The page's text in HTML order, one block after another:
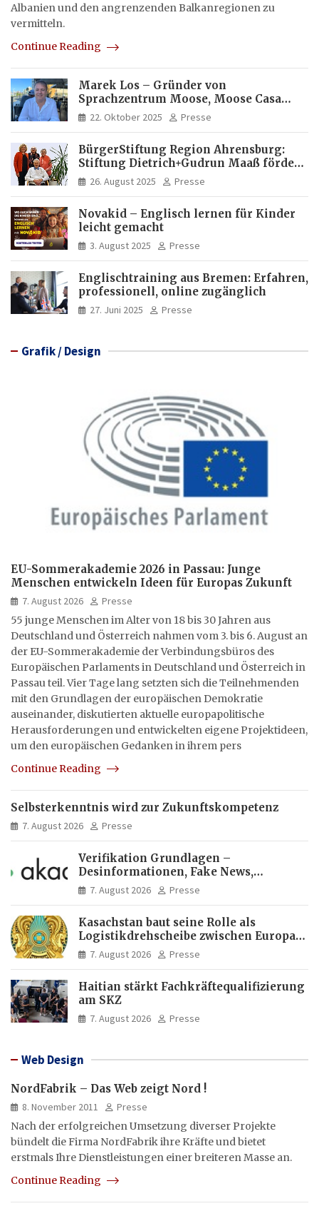
Albanien und den angrenzenden Balkanregionen zu
vermitteln.
Continue Reading
Marek Los – Gründer von
Sprachzentrum Moose, Moose Casa
Italia und Apartamento Brasil |
Internationaler Experte für Bildung
22. Oktober 2025 Presse
BürgerStiftung Region Ahrensburg:
Stiftung Dietrich+Gudrun Maaß fördert
Deutschkenntnisse von Frauen
26. August 2025 Presse
Novakid – Englisch lernen für Kinder
leicht gemacht
3. August 2025 Presse
Englischtraining aus Bremen: Erfahren,
professionell, online zugänglich
27. Juni 2025 Presse
Grafik / Design
EU-Sommerakademie 2026 in Passau: Junge
Menschen entwickeln Ideen für Europas Zukunft
7. August 2026
Presse
55 junge Menschen im Alter von 18 bis 30 Jahren aus
Deutschland und Österreich nahmen vom 3. bis 6. August an
der EU-Sommerakademie der Verbindungsbüros des
Europäischen Parlaments in Deutschland und Österreich in
Passau teil. Vier Tage lang setzten sich die Teilnehmenden
mit den Grundlagen der europäischen Demokratie
auseinander, diskutierten aktuelle europapolitische
Herausforderungen und entwickelten eigene Projektideen,
um den europäischen Gedanken in ihrem pers
Continue Reading
Selbsterkenntnis wird zur Zukunftskompetenz
7. August 2026 Presse
Verifikation Grundlagen –
Desinformationen, Fake News,
manipulierte Inhalte | dpa-Akademie
7. August 2026 Presse
Kasachstan baut seine Rolle als
Logistikdrehscheibe zwischen Europa
und Asien aus
7. August 2026 Presse
Haitian stärkt Fachkräftequalifizierung
am SKZ
7. August 2026 Presse
Web Design
NordFabrik – Das Web zeigt Nord !
8. November 2011
Presse
Nach der erfolgreichen Umsetzung diverser Projekte
bündelt die Firma NordFabrik ihre Kräfte und bietet
erstmals Ihre Dienstleistungen einer breiteren Masse an.
Continue Reading